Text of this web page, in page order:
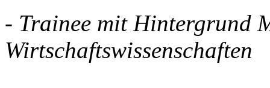
- Trainee mit Hintergrund
Wirtschaftswissenschaften